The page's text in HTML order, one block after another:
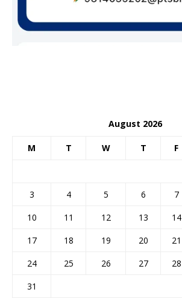
August 2026
M T W T F
3
4 5 6 7
10
11 12 13 14
17
18 19 20 21
24
25 26 27 28
31